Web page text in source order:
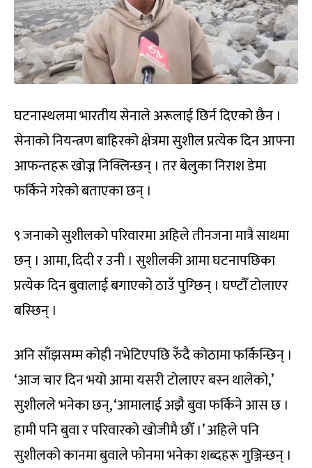
घटनास्थलमा भारतीय सेनाले अरूलाई छिर्न दिएको छैन ।
सेनाको नियन्त्रण बाहिरको क्षेत्रमा सुशील प्रत्येक दिन आफ्ना
आफन्तहरू खोज्न निक्लिन्छन् । तर बेलुका निराश डेमा
फर्किने गरेको बताएका छन् ।
९ जनाको सुशीलको परिवारमा अहिले तीनजना मात्रै साथमा
छन् । आमा, दिदी र उनी । सुशीलकी आमा घटनापछिका
प्रत्येक दिन बुवालाई बगाएको ठाउँ पुग्छिन् । घण्टौँ टोलाएर
बस्छिन् ।
अनि साँझसम्म कोही नभेटिएपछि रुँदै कोठामा फर्किन्छिन् ।
‘आज चार दिन भयो आमा यसरी टोलाएर बस्न थालेको,’
सुशीलले भनेका छन्, ‘आमालाई अझै बुवा फर्किने आस छ ।
हामी पनि बुवा र परिवारको खोजीमै छौँ ।’ अहिले पनि
सुशीलको कानमा बुवाले फोनमा भनेका शब्दहरू गुञ्जिन्छन् ।